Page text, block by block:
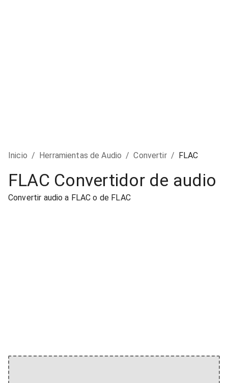
Inicio / Herramientas de Audio / Convertir / FLAC
FLAC Convertidor de audio
Convertir audio a FLAC o de FLAC